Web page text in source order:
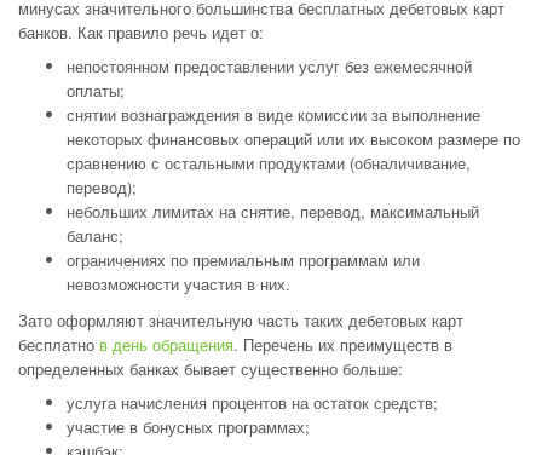
минусах значительного большинства бесплатных дебетовых карт
банков. Как правило речь идет о:
непостоянном предоставлении услуг без ежемесячной
оплаты;
снятии вознаграждения в виде комиссии за выполнение
некоторых финансовых операций или их высоком размере по
сравнению с остальными продуктами (обналичивание,
перевод);
небольших лимитах на снятие, перевод, максимальный
баланс;
ограничениях по премиальным программам или
невозможности участия в них.
Зато оформляют значительную часть таких дебетовых карт
бесплатно в день обращения. Перечень их преимуществ в
определенных банках бывает существенно больше:
услуга начисления процентов на остаток средств;
участие в бонусных программах;
кэшбэк;